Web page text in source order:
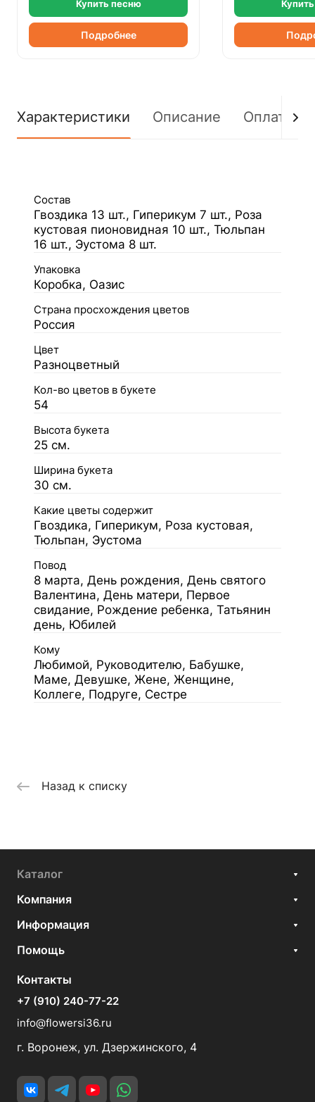
Купить песню
Подробнее
Характеристики Описание Оплата
Состав
Гвоздика 13 шт., Гиперикум 7 шт., Роза
кустовая пионовидная 10 шт., Тюльпан
16 шт., Эустома 8 шт.
Упаковка
Коробка, Оазис
Страна просхождения цветов
Россия
Цвет
Разноцветный
Кол-во цветов в букете
54
Высота букета
25 см.
Ширина букета
30 см.
Какие цветы содержит
Гвоздика, Гиперикум, Роза кустовая,
Тюльпан, Эустома
Повод
8 марта, День рождения, День святого
Валентина, День матери, Первое
свидание, Рождение ребенка, Татьянин
день, Юбилей
Кому
Любимой, Руководителю, Бабушке,
Маме, Девушке, Жене, Женщине,
Коллеге, Подруге, Сестре
Назад к списку
Каталог
Компания
Информация
Помощь
Контакты
+7 (910) 240-77-22
info@flowersi36.ru
г. Воронеж, ул. Дзержинского, 4